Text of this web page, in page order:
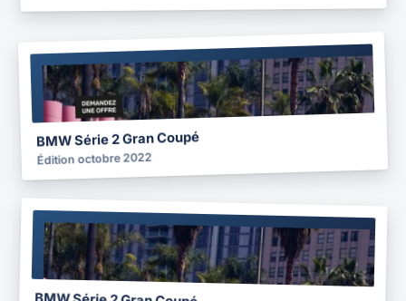
BROCHURE 2022
BMW Série 2 Gran Coupé
Édition octobre 2022
BROCHURE
2021